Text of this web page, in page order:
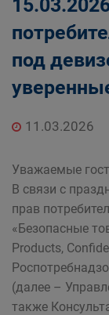
под
11.03.2026
Уважаемые
В связи с
прав
«Безопасные
Products,
(далее –
также